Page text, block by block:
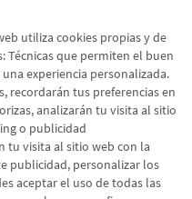
utiliza cookies propias y de
Técnicas que permiten el buen
experiencia personalizada.
recordarán tus preferencias en
analizarán tu visita al sitio
o publicidad
tu visita al sitio web con la
publicidad, personalizar los
aceptar el uso de todas las